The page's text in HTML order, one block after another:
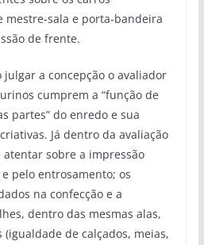
mestre-sala e porta-bandeira
de frente.
julgar a concepção o avaliador
cumprem a “função de
partes” do enredo e sua
Já dentro da avaliação
atentar sobre a impressão
pelo entrosamento; os
na confecção e a
dentro das mesmas alas,
de calçados, meias,